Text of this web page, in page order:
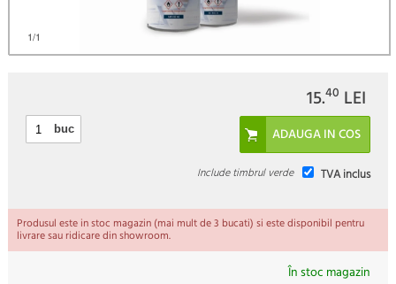
1/1
15.40 LEI
buc
TVA inclus
Include timbrul verde
Produsul este in stoc magazin (mai mult de 3 bucati) si este disponibil pentru
livrare sau ridicare din showroom.
În stoc magazin